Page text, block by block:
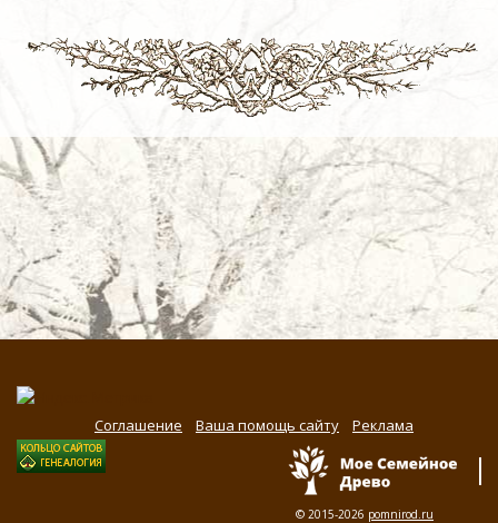
Соглашение Ваша помощь сайту Реклама
© 2015-2026 pomnirod.ru